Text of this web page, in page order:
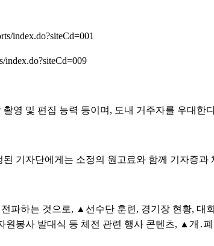
index.do?siteCd=001
영 및 편집 능력 등이며, 도내 거주자를 우대한
기자단에게는 소정의 원고료와 함께 기자증과
파하는 것으로, ▲선수단 훈련, 경기장 현황, 대
봉사 발대식 등 체전 관련 행사 콘텐츠, ▲개․